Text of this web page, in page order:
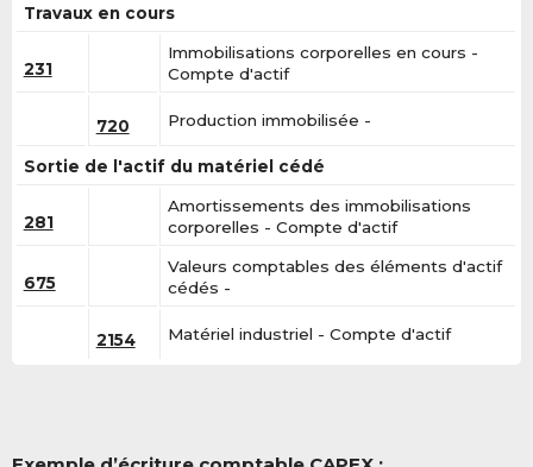
Travaux en cours
231
Immobilisations corporelles en cours -
Compte d'actif
720 Production immobilisée -
Sortie de l'actif du matériel cédé
281
Amortissements des immobilisations
corporelles - Compte d'actif
675
Valeurs comptables des éléments d'actif
cédés -
2154 Matériel industriel - Compte d'actif